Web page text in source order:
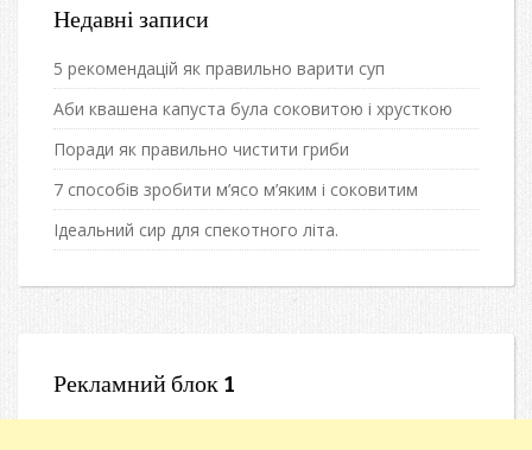
Недавні записи
5 рекомендацій як правильно варити суп
Аби квашена капуста була соковитою і хрусткою
Поради як правильно чистити гриби
7 способів зробити м’ясо м’яким і соковитим
Ідеальний сир для спекотного літа.
Рекламний блок 1